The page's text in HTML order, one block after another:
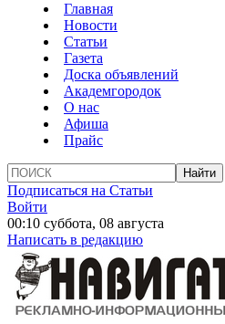
Главная
Новости
Статьи
Газета
Доска объявлений
Академгородок
О нас
Афиша
Прайс
Подписаться на Статьи
Войти
00:10 суббота, 08 августа
Написать в редакцию